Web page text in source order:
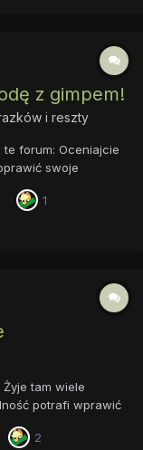
z gimpem!
i reszty
forum: Oceniajcie
swoje
1
tam wiele
potrafi wprawić
Jednak to nie
stanowią gatunek
2